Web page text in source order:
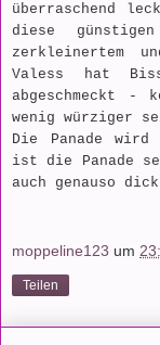
überraschend
diese
zerkleinertem
Valess hat
abgeschmeckt -
wenig würziger
Die Panade
ist die Panade
auch genauso
moppeline123 um
Teilen